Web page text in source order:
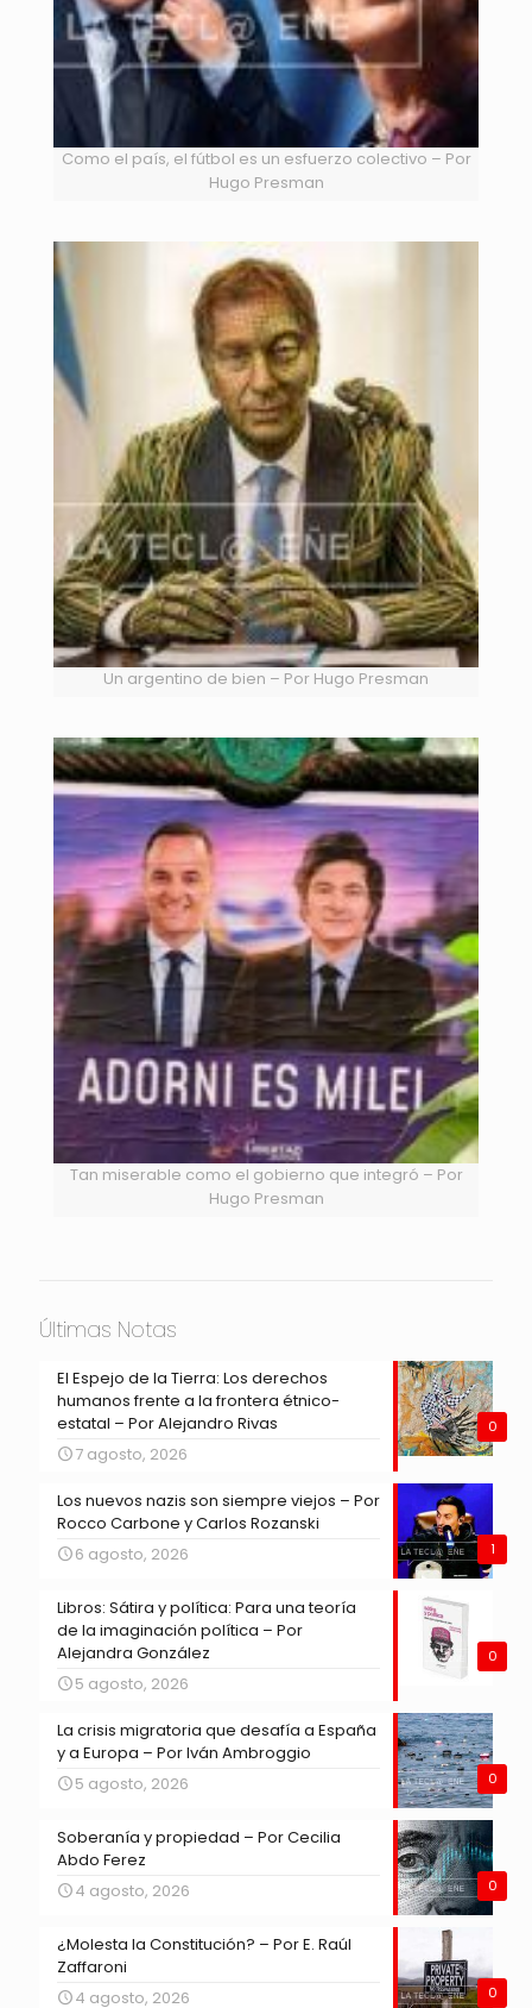
Como el país, el fútbol es un esfuerzo colectivo – Por
Hugo Presman
Un argentino de bien – Por Hugo Presman
Tan miserable como el gobierno que integró – Por
Hugo Presman
Últimas Notas
0
El Espejo de la Tierra: Los derechos
humanos frente a la frontera étnico-
estatal – Por Alejandro Rivas
7 agosto, 2026
1
Los nuevos nazis son siempre viejos – Por
Rocco Carbone y Carlos Rozanski
6 agosto, 2026
0
Libros: Sátira y política: Para una teoría
de la imaginación política – Por
Alejandra González
5 agosto, 2026
0
La crisis migratoria que desafía a España
y a Europa – Por Iván Ambroggio
5 agosto, 2026
0
Soberanía y propiedad – Por Cecilia
Abdo Ferez
4 agosto, 2026
0
¿Molesta la Constitución? – Por E. Raúl
Zaffaroni
4 agosto, 2026